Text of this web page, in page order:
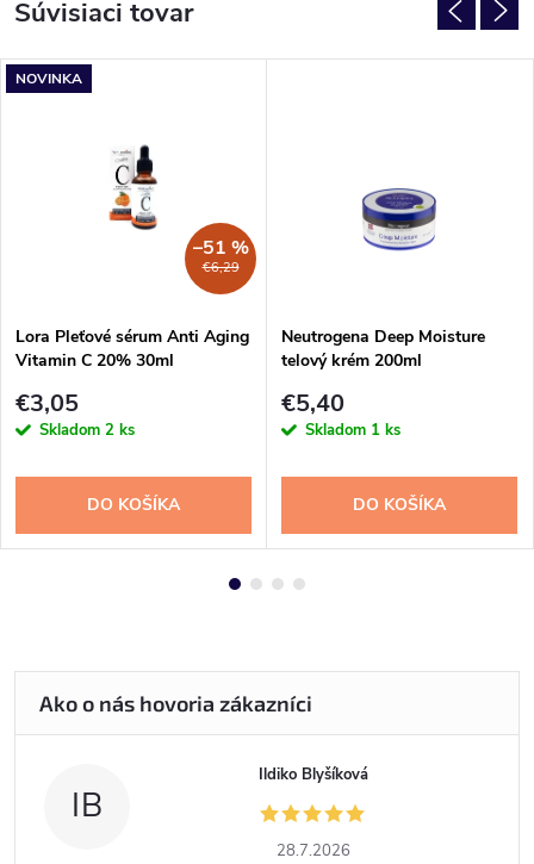
Súvisiaci tovar
NOVINKA
€6,29
–51 %
Lora Pleťové sérum Anti Aging
Vitamin C 20% 30ml
€3,05
Skladom 2 ks
DO KOŠÍKA
Neutrogena Deep Moisture
telový krém 200ml
€5,40
Skladom 1 ks
DO KOŠÍKA
IB
Ildiko Blyšíková
28.7.2026